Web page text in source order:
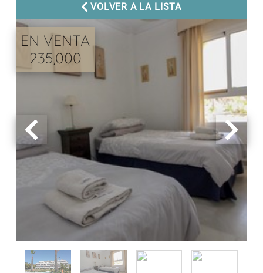
VOLVER A LA LISTA
EN VENTA
235,000